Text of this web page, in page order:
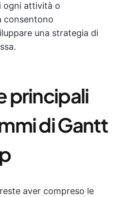
ogni attività o
consentono
una strategia di
principali
di Gantt
aver compreso le